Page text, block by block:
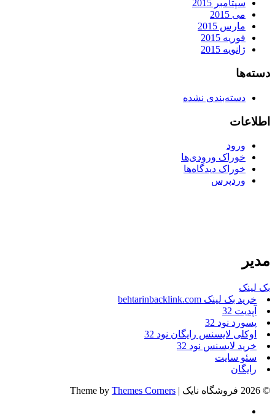
سپتامبر 2015
می 2015
مارس 2015
فوریه 2015
ژانویه 2015
دسته‌ها
دسته‌بندی نشده
اطلاعات
ورود
خوراک ورودی‌ها
خوراک دیدگاه‌ها
وردپرس
مدیر
بک لینک
خرید بک لینک behtarinbacklink.com
آپدیت 32
پسورد نود 32
اوکلی لایسنس رایگان نود 32
خرید لایسنس نود 32
سئو سایت
رایگان
© 2026 فروشگاه نایک | Theme by Themes Corners